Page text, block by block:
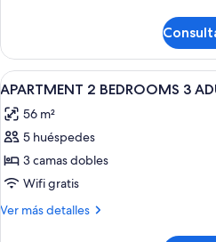
ADULTS
2
BEDROOMS
4
Abrir
todas
las
fotos
de
APARTMENT
2
8
APARTMENT 2 BEDROOMS 3
56 m²
5 huéspedes
3 camas dobles
Wifi gratis
Ver más detalles
Más